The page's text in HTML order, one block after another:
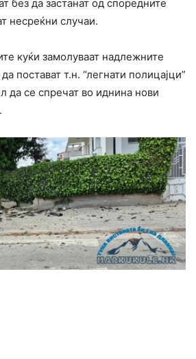
без да застанат од споредните
несреќни случаи.
куќи замолуваат надлежните
постават т.н. “легнати полицајци”
да се спречат во иднина нови